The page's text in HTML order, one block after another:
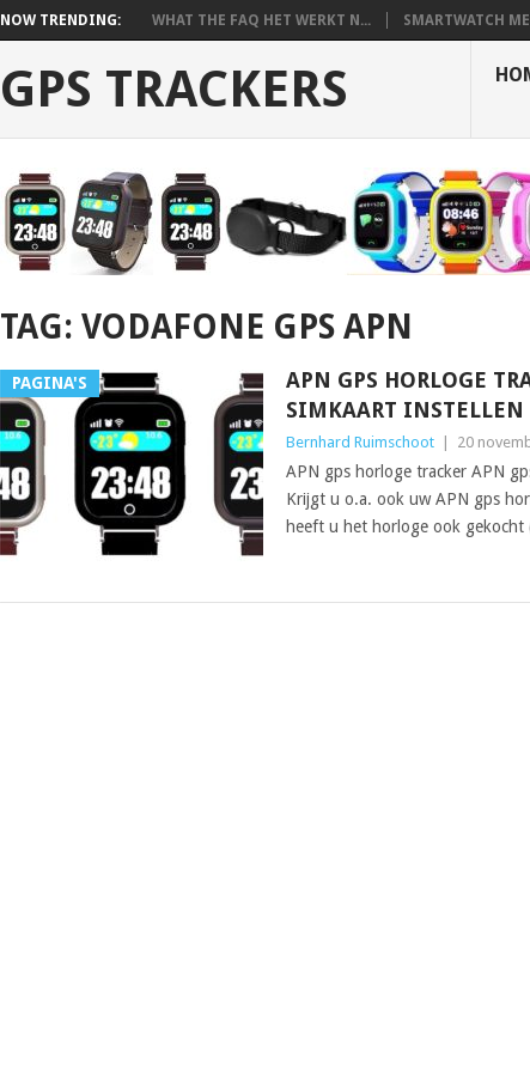
NOW TRENDING: WHAT THE FAQ HET WERKT N... SMARTWATCH
GPS TRACKERS
TAG: VODAFONE GPS APN
PAGINA'S
APN GPS HORLOGE
SIMKAART INSTELLEN
Bernhard Ruimschoot 20
APN gps horloge tracker APN
Krijgt u o.a. ook uw APN gps
heeft u het horloge ook gekocht